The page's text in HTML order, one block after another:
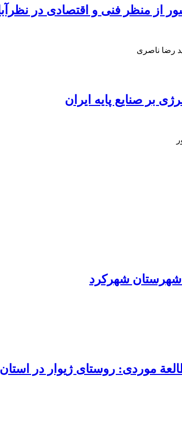
از منظر فنی و اقتصادی در
رضا ناصری
بر صنایع پایه ایران
شهرکرد
موردی: روستای ژیوار در